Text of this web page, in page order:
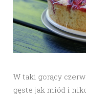
W taki gorący
gęste jak miód i